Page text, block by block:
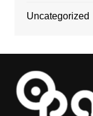
Uncategorized